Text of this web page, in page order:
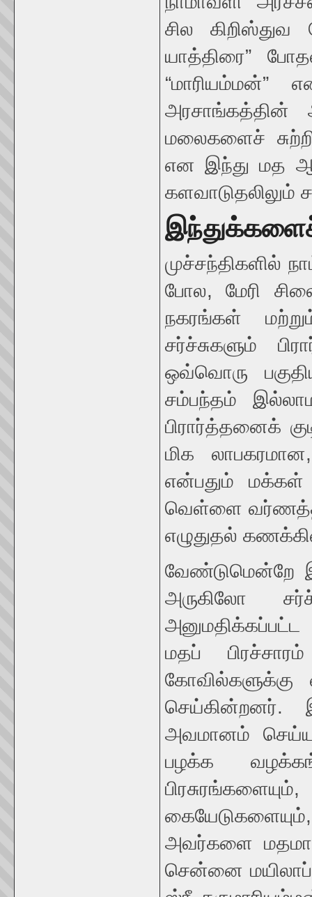
சில
யாத்திரை”
அரசாங்கத்தின்
மலைகளைச்
என இந்து மத
களவாடுதலிலும்
முச்சந்திகளில்
போல, மேரி
நகரங்கள்
சர்ச்சுகளும்
ஒவ்வொரு
சம்பந்தம்
பிரார்த்தனைக்
மிக
என்பதும் மக்கள்
வெள்ளை
எழுதுதல்
வேண்டுமென்றே
அருகிலோ
மதப்
கோவில்களுக்கு
செய்கின்றனர்.
அவமானம்
பழக்க
அவர்களை
சென்னை